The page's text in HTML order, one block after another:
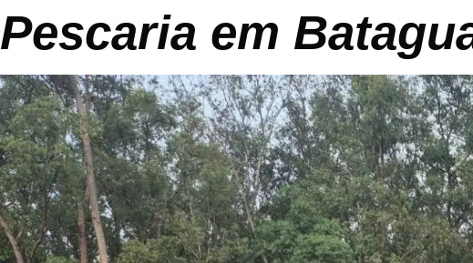
Pescaria em